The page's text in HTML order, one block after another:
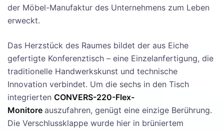
der Möbel-Manufaktur des Unternehmens zum Leben
erweckt.
Das Herzstück des Raumes bildet der aus Eiche
gefertigte Konferenztisch – eine Einzelanfertigung, die
traditionelle Handwerkskunst und technische
Innovation verbindet. Um die sechs in den Tisch
integrierten CONVERS-220-Flex-
Monitore auszufahren, genügt eine einzige Berührung.
Die Verschlussklappe wurde hier in brüniertem